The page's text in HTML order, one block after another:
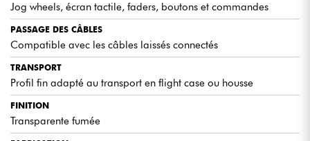
Jog wheels, écran tactile, faders, boutons et commandes
PASSAGE DES CÂBLES
Compatible avec les câbles laissés connectés
TRANSPORT
Profil fin adapté au transport en flight case ou housse
FINITION
Transparente fumée